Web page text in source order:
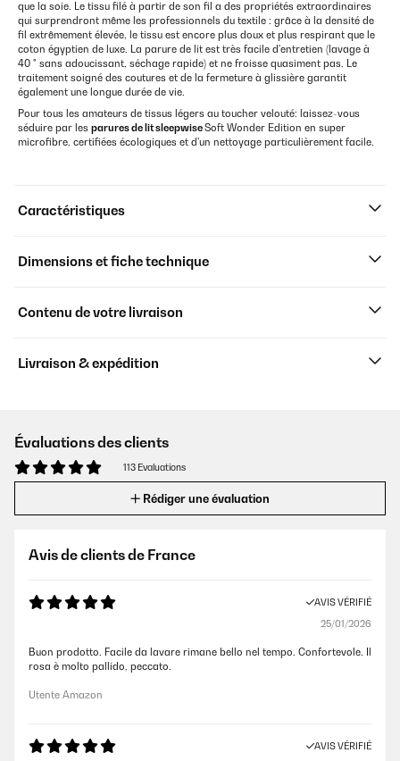
que la soie. Le tissu filé à partir de son fil a des propriétés extraordinaires
qui surprendront même les professionnels du textile : grâce à la densité de
fil extrêmement élevée, le tissu est encore plus doux et plus respirant que le
coton égyptien de luxe. La parure de lit est très facile d'entretien (lavage à
40 ° sans adoucissant, séchage rapide) et ne froisse quasiment pas. Le
traitement soigné des coutures et de la fermeture à glissière garantit
également une longue durée de vie.
Pour tous les amateurs de tissus légers au toucher velouté: laissez-vous
séduire par les parures de lit sleepwiseSoft Wonder Edition en super
microfibre, certifiées écologiques et d'un nettoyage particulièrement facile.
Caractéristiques
Dimensions et fiche technique
Contenu de votre livraison
Livraison & expédition
Évaluations des clients
113 Evaluations
Rédiger une évaluation
Avis de clients de France
AVIS VÉRIFIÉ
25/01/2026
Buon prodotto. Facile da lavare rimane bello nel tempo. Confortevole. Il
rosa è molto pallido, peccato.
Utente Amazon
AVIS VÉRIFIÉ